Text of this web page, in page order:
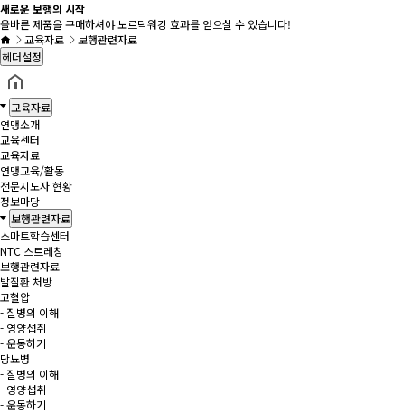
새로운 보행의 시작
올바른 제품을 구매하셔야 노르딕워킹 효과를 얻으실 수 있습니다!
교육자료
보행관련자료
헤더설정
교육자료
연맹소개
교육센터
교육자료
연맹교육/활동
전문지도자 현황
정보마당
보행관련자료
스마트학습센터
NTC 스트레칭
보행관련자료
발질환 처방
고혈압
- 질병의 이해
- 영양섭취
- 운동하기
당뇨병
- 질병의 이해
- 영양섭취
- 운동하기